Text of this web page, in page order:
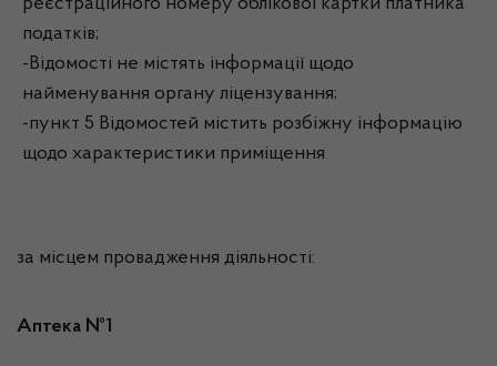
реєстраційного номеру облікової картки платника
податків;
-Відомості не містять інформації щодо
найменування органу ліцензування;
-пункт 5 Відомостей містить розбіжну інформацію
щодо характеристики приміщення
за місцем провадження діяльності:
Аптека №1